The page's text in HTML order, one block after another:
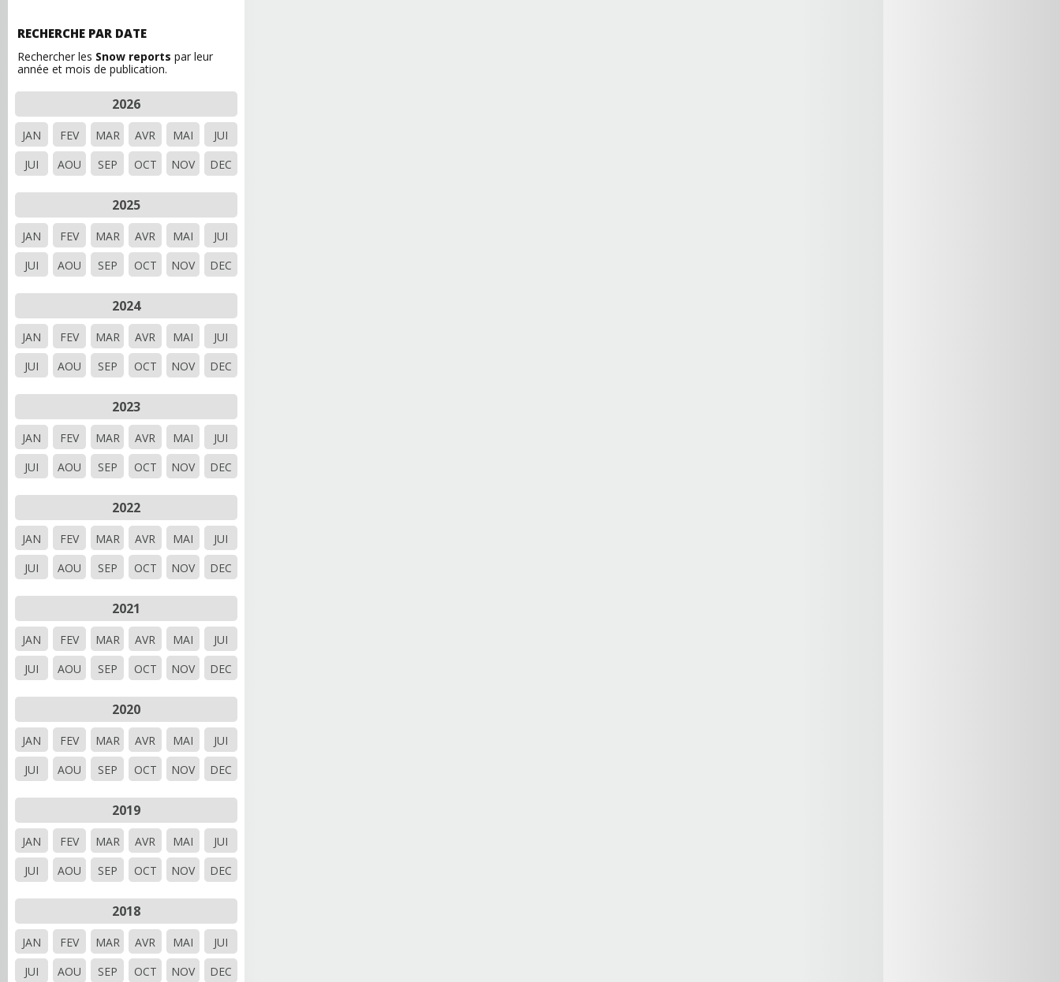
RECHERCHE PAR DATE
Rechercher les Snow reports par leur
année et mois de publication.
2026
JAN FEV MAR AVR MAI
JUI
JUI
AOU SEP OCT NOV DEC
2025
JAN FEV MAR AVR MAI
JUI
JUI
AOU SEP OCT NOV DEC
2024
JAN FEV MAR AVR MAI
JUI
JUI
AOU SEP OCT NOV DEC
2023
JAN FEV MAR AVR MAI
JUI
JUI
AOU SEP OCT NOV DEC
2022
JAN FEV MAR AVR MAI
JUI
JUI
AOU SEP OCT NOV DEC
2021
JAN FEV MAR AVR MAI
JUI
JUI
AOU SEP OCT NOV DEC
2020
JAN FEV MAR AVR MAI
JUI
JUI
AOU SEP OCT NOV DEC
2019
JAN FEV MAR AVR MAI
JUI
JUI
AOU SEP OCT NOV DEC
2018
JAN FEV MAR AVR MAI
JUI
JUI
AOU SEP OCT NOV DEC